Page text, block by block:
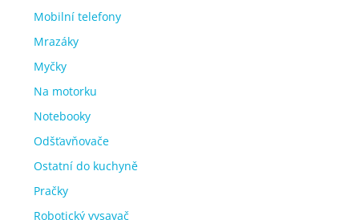
Mobilní telefony
Mrazáky
Myčky
Na motorku
Notebooky
Odšťavňovače
Ostatní do kuchyně
Pračky
Robotický vysavač